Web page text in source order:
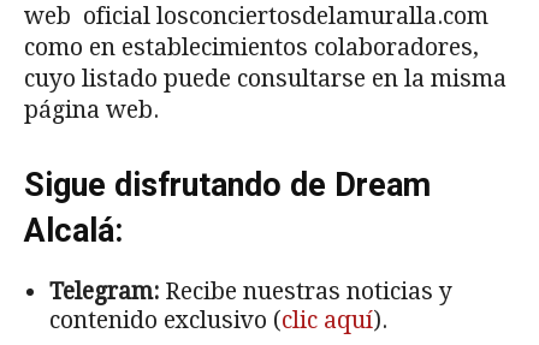
web oficial losconciertosdelamuralla.com
como en establecimientos colaboradores,
cuyo listado puede consultarse en la misma
página web.
Sigue disfrutando de Dream
Alcalá:
Telegram: Recibe nuestras noticias y
contenido exclusivo (clic aquí).